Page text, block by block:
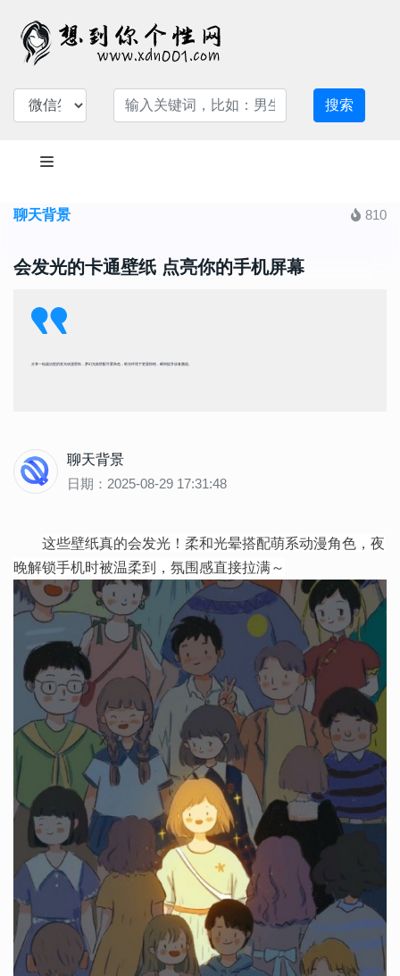
搜索
聊天背景 810
会发光的卡通壁纸 点亮你的手机屏幕
分享一组超治愈的发光动漫壁纸，梦幻光效搭配可爱角色，暗光环境下更显惊艳，瞬间提升设备颜值。
聊天背景
日期：2025-08-29 17:31:48
这些壁纸真的会发光！柔和光晕搭配萌系动漫角色，夜
晚解锁手机时被温柔到，氛围感直接拉满～